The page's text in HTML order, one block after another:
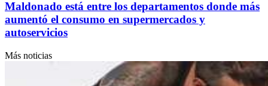
Maldonado está entre los departamentos donde más
aumentó el consumo en supermercados y
autoservicios
Más noticias